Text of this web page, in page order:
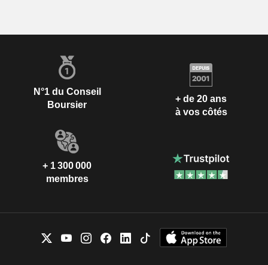
N°1 du Conseil
Boursier
+ de 20 ans
à vos côtés
+ 1 300 000
membres